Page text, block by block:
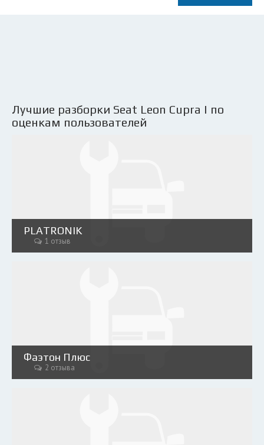
Лучшие разборки Seat Leon Cupra I по
оценкам пользователей
PLATRONIK
1 отзыв
Фаэтон Плюс
2 отзыва